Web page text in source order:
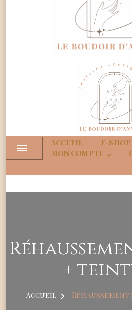
Institut
ACCUEIL E-SHOP
MON COMPTE
+
Accueil